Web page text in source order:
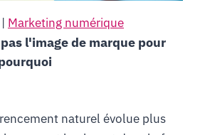
| Marketing numérique
l'image de marque pour
naturel évolue plus